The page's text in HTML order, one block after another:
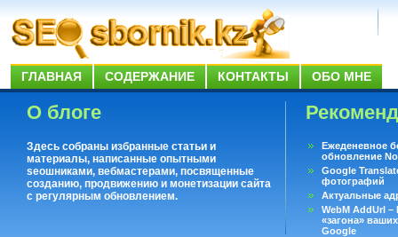
ГЛАВНАЯ СОДЕРЖАНИЕ КОНТАКТЫ ОБО МНЕ
О блоге
Здесь собраны избранные статьи и
материалы, написанные опытными
seoшниками, вебмастерами, посвященные
созданию, продвижению и монетизации сайта
с регулярным обновлением.
Ежеденевное
обновление
Google
фотографий
Актуальные
WebM AddUrl
«загона»
Google